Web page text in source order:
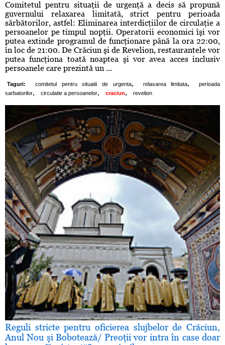
Comitetul pentru situaţii de urgenţă a decis să propună
guvernului relaxarea limitată, strict pentru perioada
sărbătorilor, astfel: Eliminarea interdicţiilor de circulaţie a
persoanelor pe timpul nopţii. Operatorii economici îşi vor
putea extinde programul de funcţionare până la ora 22:00,
în loc de 21:00. De Crăciun şi de Revelion, restaurantele vor
putea funcţiona toată noaptea şi vor avea acces inclusiv
persoanele care prezintă un ...
Taguri: comitetul pentru situatii de urgenta, relaxarea limitata,
perioada
sarbatorilor, circulatie a persoanelor, craciun, revelion
Reguli stricte pentru oficierea slujbelor de Crăciun,
Anul Nou şi Bobotează/ Preoţii vor intra în case doar